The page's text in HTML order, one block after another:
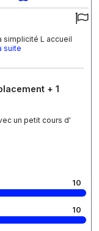
simplicité L accueil
suite
+ 1
un petit cours d'
10
10